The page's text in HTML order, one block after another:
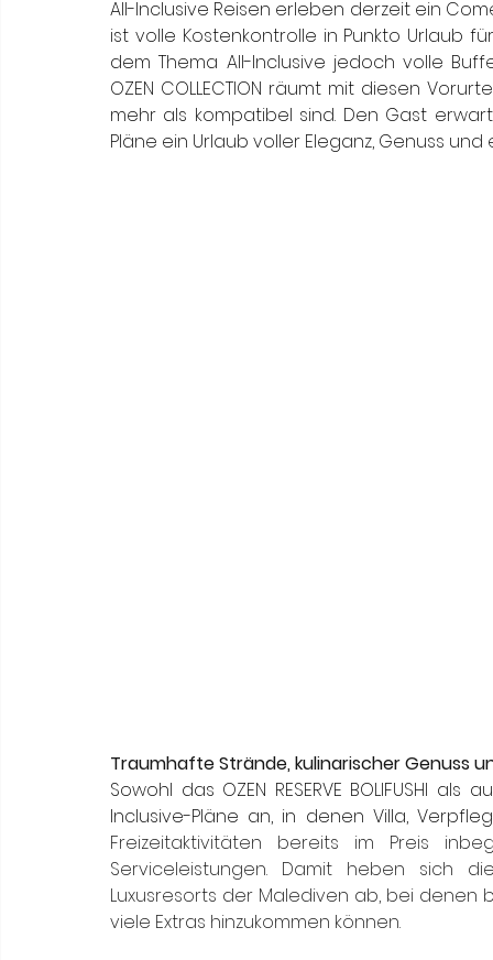
Son Moli Country House Vestige Collection
All-Inclusive Reisen erleben derzeit ein
ist volle Kostenkontrolle in Punkto Urlaub
dem Thema All-Inclusive jedoch volle
OZEN COLLECTION räumt mit diesen
mehr als kompatibel sind. Den Gast
Pläne ein Urlaub voller Eleganz, Genuss
Traumhafte Strände, kulinarischer Genuss
Sowohl das OZEN RESERVE BOLIFUSHI
Freizeitaktivitäten bereits im Preis
Serviceleistungen. Damit heben sich
Luxusresorts der Malediven ab, bei denen
viele Extras hinzukommen können.